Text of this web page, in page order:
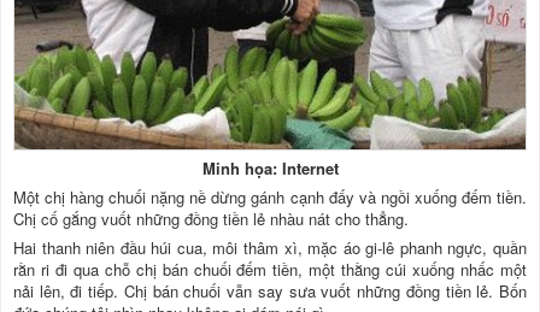
Minh họa: Internet
Một chị hàng chuối nặng nề dừng gánh cạnh đấy và ngồi xuống đếm tiền.
Chị cố gắng vuốt những đồng tiền lẻ nhàu nát cho thẳng.
Hai thanh niên đầu húi cua, môi thâm xì, mặc áo gi-lê phanh ngực, quần
rằn ri đi qua chỗ chị bán chuối đếm tiền, một thằng cúi xuống nhấc một
nải lên, đi tiếp. Chị bán chuối vẫn say sưa vuốt những đồng tiền lẻ. Bốn